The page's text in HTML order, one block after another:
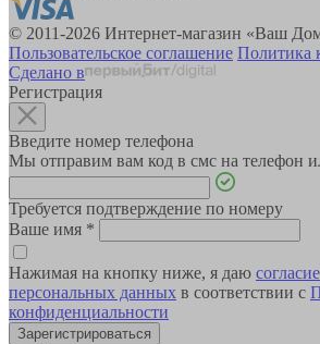
© 2011-2026 Интернет-магазин «Ваш
Пользовательское соглашение Политика
Сделано в
Регистрация
Введите номер телефона
Мы отправим вам код в смс на телефон
Требуется подтверждение по номеру
Ваше имя *
Нажимая на кнопку ниже, я даю
персональных данных в соответствии с
конфиденциальности
Зарегистрироваться